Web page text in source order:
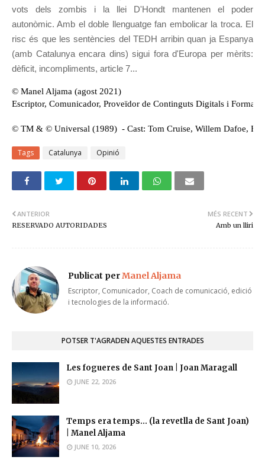
vots dels zombis i la llei D'Hondt mantenen el poder
autonòmic. Amb el doble llenguatge fan embolicar la troca. El
risc és que les sentències del TEDH arribin quan ja Espanya
(amb Catalunya encara dins) sigui fora d'Europa per mèrits:
dèficit, incompliments, article 7...
© Manel Aljama (agost 2021)
Escriptor, Comunicador, Proveïdor de Continguts Digitals i
© TM & © Universal (1989)  - Cast: Tom Cruise, Willem Dafoe,
Tags Catalunya Opinió
MÉS RECENT
Amb un lliri
ANTERIOR
RESERVADO AUTORIDADES
Publicat perManel Aljama
Escriptor, Comunicador, Coach de comunicació, edició
i tecnologies de la informació.
POTSER T'AGRADEN AQUESTES ENTRADES
Les fogueres de Sant Joan | Joan Maragall
JUNE 22, 2026
Temps era temps... (la revetlla de Sant Joan)
| Manel Aljama
JUNE 10, 2026